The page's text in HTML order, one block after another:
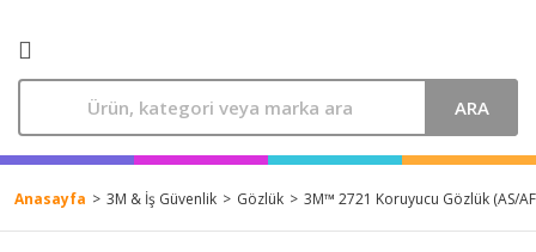
ARA
Anasayfa 3M & İş Güvenlik Gözlük 3M™ 2721 Koruyucu Gözlük (AS/